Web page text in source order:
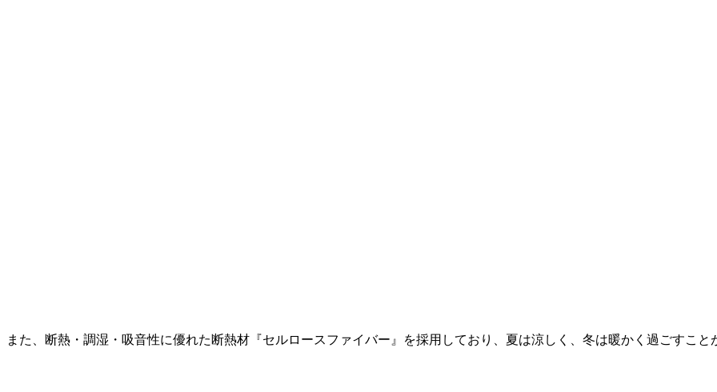
また、断熱・調湿・吸音性に優れた断熱材『セルロースファイバー』を採用しており、夏は涼しく、冬は暖かく過ごすこと